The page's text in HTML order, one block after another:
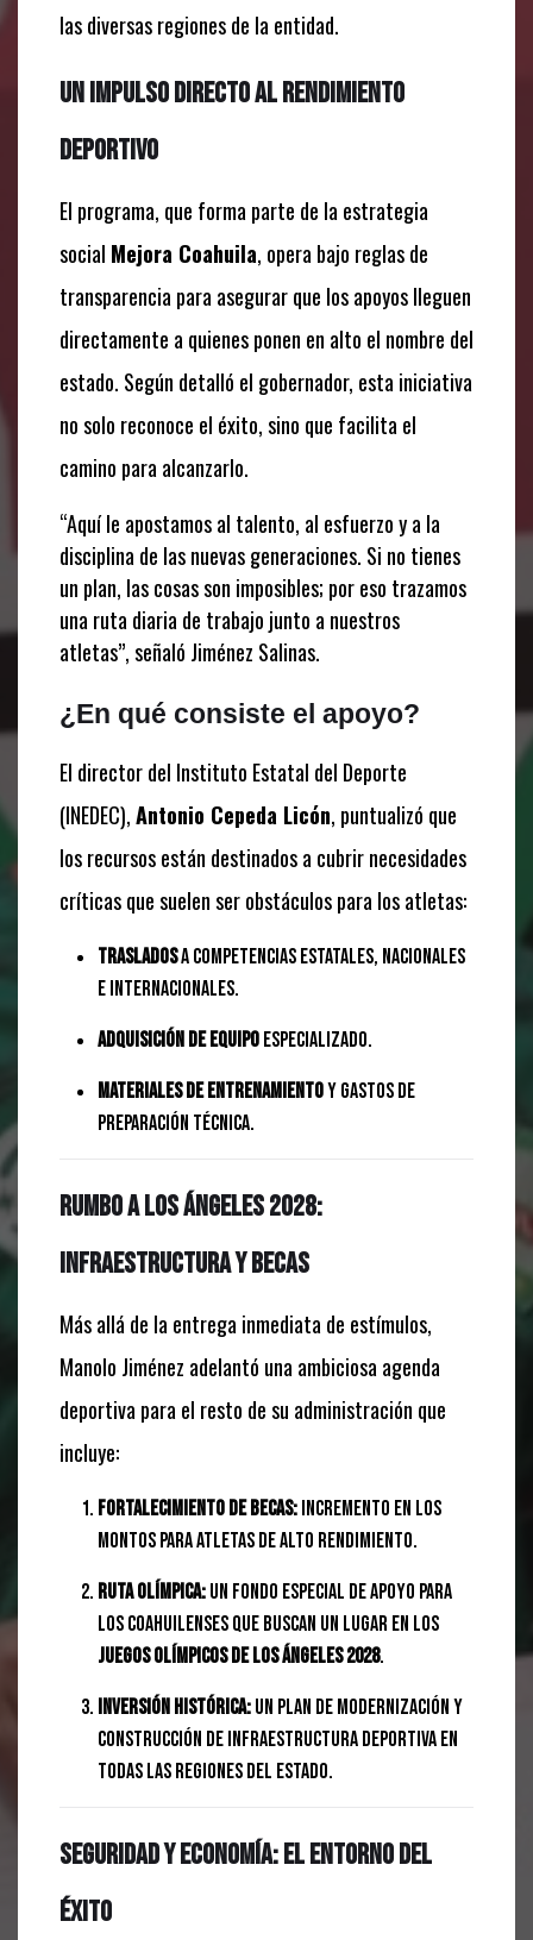
las diversas regiones de la entidad.
Un impulso directo al rendimiento
deportivo
El programa, que forma parte de la estrategia
social Mejora Coahuila, opera bajo reglas de
transparencia para asegurar que los apoyos lleguen
directamente a quienes ponen en alto el nombre del
estado. Según detalló el gobernador, esta iniciativa
no solo reconoce el éxito, sino que facilita el
camino para alcanzarlo.
“Aquí le apostamos al talento, al esfuerzo y a la
disciplina de las nuevas generaciones. Si no tienes
un plan, las cosas son imposibles; por eso trazamos
una ruta diaria de trabajo junto a nuestros
atletas”, señaló Jiménez Salinas.
¿En qué consiste el apoyo?
El director del Instituto Estatal del Deporte
(INEDEC),Antonio Cepeda Licón, puntualizó que
los recursos están destinados a cubrir necesidades
críticas que suelen ser obstáculos para los atletas:
Trasladosa competencias estatales, nacionales
e internacionales.
Adquisición de equipo especializado.
Materiales de entrenamientoy gastos de
preparación técnica.
Rumbo a Los Ángeles 2028:
Infraestructura y Becas
Más allá de la entrega inmediata de estímulos,
Manolo Jiménez adelantó una ambiciosa agenda
deportiva para el resto de su administración que
incluye:
Fortalecimiento de becas: Incremento en los
montos para atletas de alto rendimiento.
Ruta Olímpica:Un fondo especial de apoyo para
los coahuilenses que buscan un lugar en los
Juegos Olímpicos de Los Ángeles 2028.
Inversión Histórica:Un plan de modernización y
construcción de infraestructura deportiva en
todas las regiones del estado.
Seguridad y Economía: El entorno del
éxito